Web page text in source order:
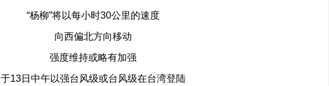
“杨柳”将以每小时30公里的速度
向西偏北方向移动
强度维持或略有加强
于13日中午以强台风级或台风级在台湾登陆